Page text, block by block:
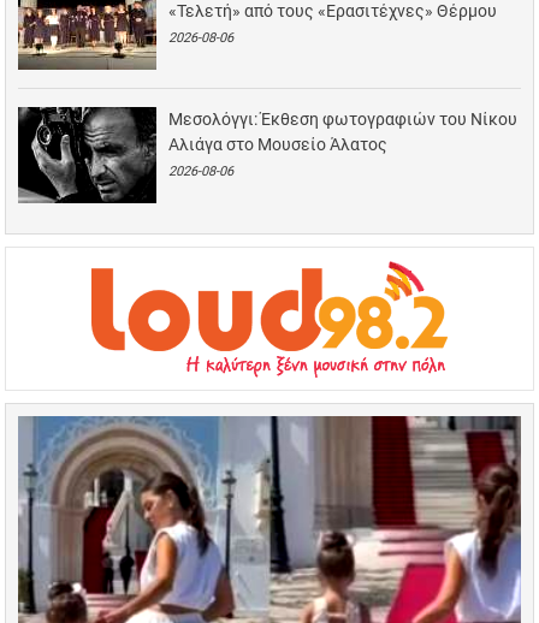
«Τελετή» από τους «Ερασιτέχνες» Θέρμου
2026-08-06
Μεσολόγγι: Έκθεση φωτογραφιών του Νίκου
Αλιάγα στο Μουσείο Άλατος
2026-08-06